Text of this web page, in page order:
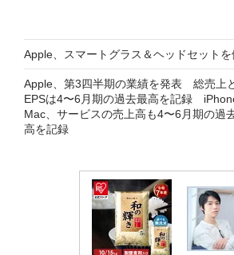
Apple、スマートグラス＆ヘッドセット
Apple、第3四半期の業績を発表 総売上
EPSは4〜6月期の過去最高を記録
Mac、サービスの売上高も4〜6月期の過
高を記録